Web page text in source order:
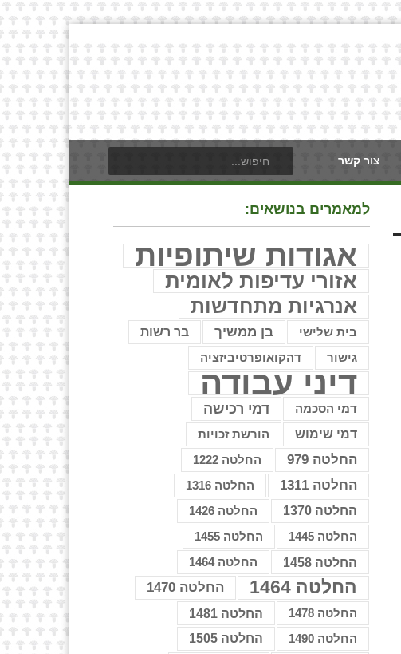
צור קשר
למאמרים בנושאים:
אגודות שיתופיות
אזורי עדיפות לאומית
אנרגיות מתחדשות
בית שלישי בן ממשיך
בר רשות
גישור
דהקואופרטיביזציה
דיני עבודה
דמי הסכמה דמי רכישה
דמי שימוש הורשת זכויות
החלטה 979 החלטה 1222
החלטה 1311
החלטה 1316
החלטה 1370
החלטה 1426
החלטה 1445
החלטה 1455
החלטה 1458 החלטה 1464
החלטה 1464 החלטה 1470
החלטה 1478 החלטה 1481
החלטה 1490
החלטה 1505